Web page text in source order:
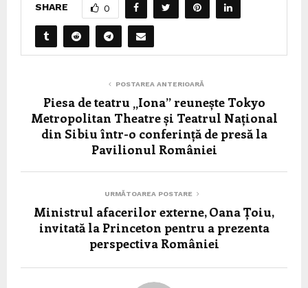
SHARE 0
POSTAREA ANTERIOARĂ
Piesa de teatru „Iona” reunește Tokyo
Metropolitan Theatre și Teatrul Național
din Sibiu într-o conferință de presă la
Pavilionul României
URMĂTOAREA POSTARE
Ministrul afacerilor externe, Oana Țoiu,
invitată la Princeton pentru a prezenta
perspectiva României